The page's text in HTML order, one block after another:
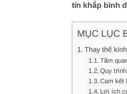
tín khắp bình
MỤC LỤC
Thay thế
Tầm
Quy
Cam kết
Lợi ích